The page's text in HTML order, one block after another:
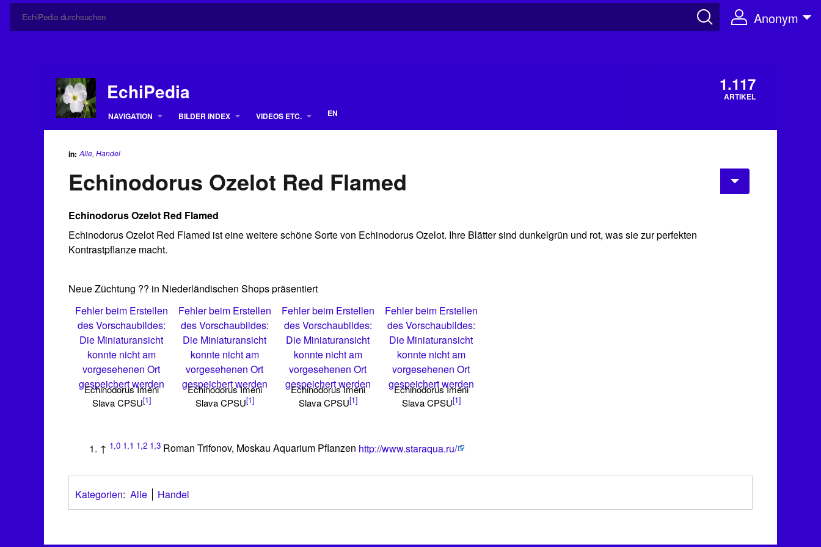
Anonym
EchiPedia 1.117
ARTIKEL
NAVIGATION
BILDER INDEX VIDEOS ETC. EN
in: Alle, Handel
Echinodorus Ozelot Red Flamed
Echinodorus Ozelot Red Flamed
Echinodorus Ozelot Red Flamed ist eine weitere schöne Sorte von Echinodorus Ozelot. Ihre Blätter sind dunkelgrün und rot, was sie zur perfekten
Kontrastpflanze macht.
Neue Züchtung ?? in Niederländischen Shops präsentiert
Fehler beim Erstellen
des Vorschaubildes:
Die Miniaturansicht
konnte nicht am
vorgesehenen Ort
gespeichert werden
Echinodorus Imeni
Slava CPSU[1]
Fehler beim Erstellen
des Vorschaubildes:
Die Miniaturansicht
konnte nicht am
vorgesehenen Ort
gespeichert werden
Echinodorus Imeni
Slava CPSU[1]
Fehler beim Erstellen
des Vorschaubildes:
Die Miniaturansicht
konnte nicht am
vorgesehenen Ort
gespeichert werden
Echinodorus Imeni
Slava CPSU[1]
Fehler beim Erstellen
des Vorschaubildes:
Die Miniaturansicht
konnte nicht am
vorgesehenen Ort
gespeichert werden
Echinodorus Imeni
Slava CPSU[1]
↑ 1,0 1,1 1,2 1,3 Roman Trifonov, Moskau Aquarium Pflanzen http://www.staraqua.ru/
Kategorien: Alle Handel